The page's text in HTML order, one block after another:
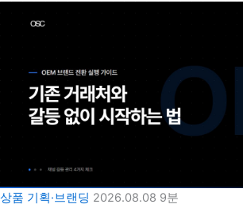
상품 기획·브랜딩 2026.08.08 9분